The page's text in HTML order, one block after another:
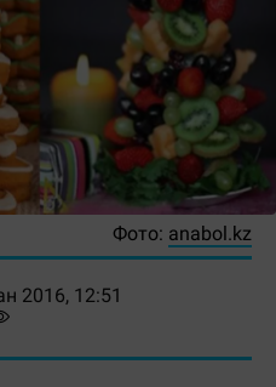
Фото: anabol.kz
2016, 12:51